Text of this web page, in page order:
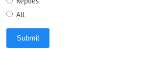
All
Submit